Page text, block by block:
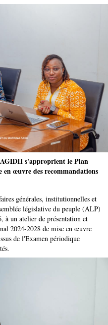
s'approprient le Plan
en œuvre des recommandations
générales, institutionnelles et
législative du peuple (ALP)
un atelier de présentation et
2024-2028 de mise en œuvre
de l'Examen périodique